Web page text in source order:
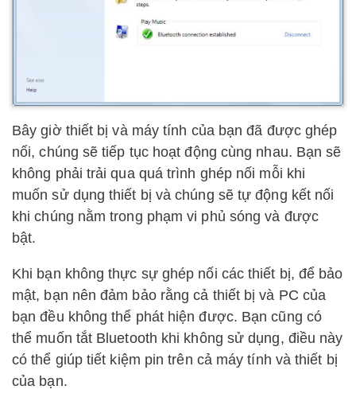
Bây giờ thiết bị và máy tính của bạn đã được ghép
nối, chúng sẽ tiếp tục hoạt động cùng nhau. Bạn sẽ
không phải trải qua quá trình ghép nối mỗi khi
muốn sử dụng thiết bị và chúng sẽ tự động kết nối
khi chúng nằm trong phạm vi phủ sóng và được
bật.
Khi bạn không thực sự ghép nối các thiết bị, để bảo
mật, bạn nên đảm bảo rằng cả thiết bị và PC của
bạn đều không thể phát hiện được. Bạn cũng có
thể muốn tắt Bluetooth khi không sử dụng, điều này
có thể giúp tiết kiệm pin trên cả máy tính và thiết bị
của bạn.